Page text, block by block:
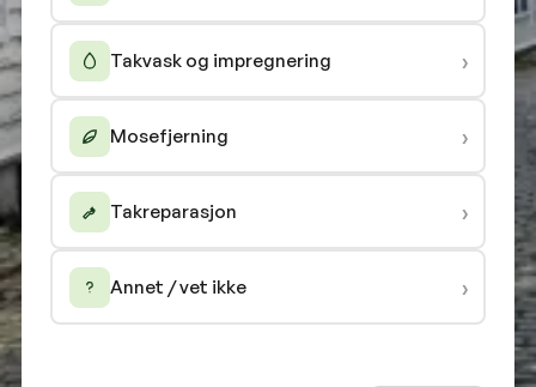
Takvask og impregnering ›
Mosefjerning ›
Takreparasjon ›
Annet / vet ikke ›